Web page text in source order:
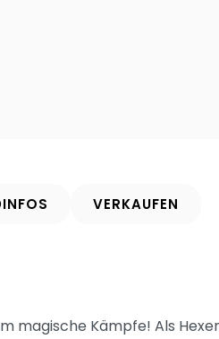
VERKAUFEN
magische Kämpfe! Als